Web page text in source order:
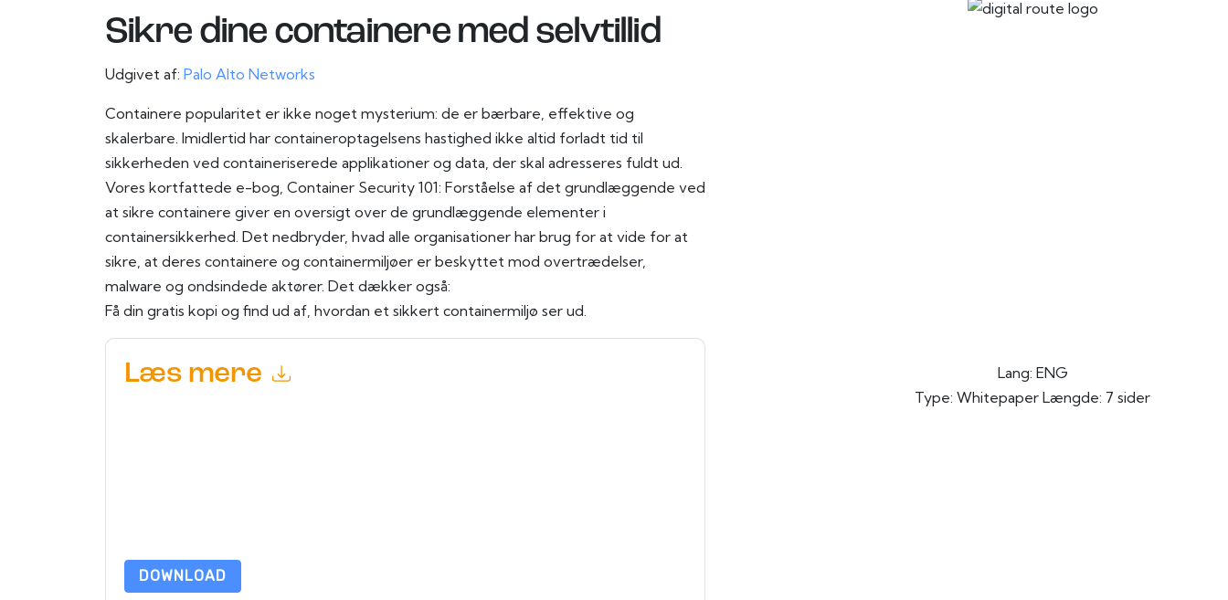
Sikre dine containere med selvtillid
Udgivet af: Palo Alto Networks
Containere popularitet er ikke noget mysterium: de er bærbare, effektive og
skalerbare. Imidlertid har containeroptagelsens hastighed ikke altid forladt tid til
sikkerheden ved containeriserede applikationer og data, der skal adresseres fuldt ud.
Vores kortfattede e-bog, Container Security 101: Forståelse af det grundlæggende ved
at sikre containere giver en oversigt over de grundlæggende elementer i
containersikkerhed. Det nedbryder, hvad alle organisationer har brug for at vide for at
sikre, at deres containere og containermiljøer er beskyttet mod overtrædelser,
malware og ondsindede aktører. Det dækker også:
Få din gratis kopi og find ud af, hvordan et sikkert containermiljø ser ud.
Læs mere
DOWNLOAD
Lang: ENG
Type: Whitepaper Længde: 7 sider